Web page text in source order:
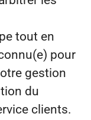
tout en
pour
gestion
du
clients.